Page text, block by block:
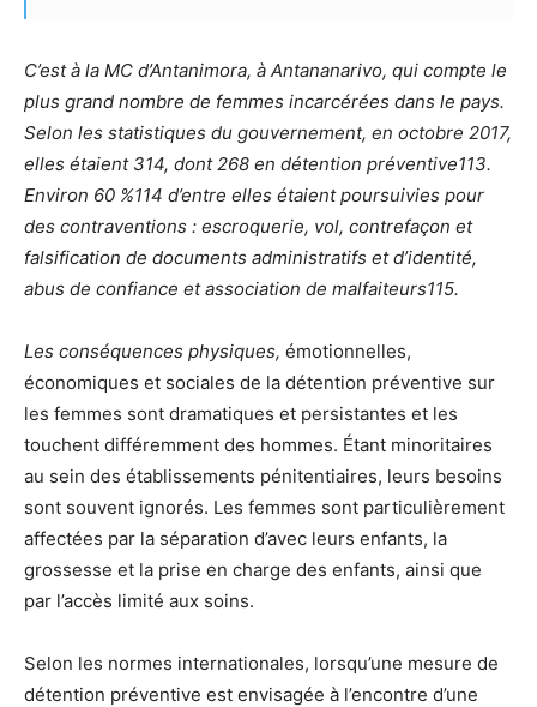
C’est à la MC d’Antanimora, à Antananarivo, qui compte le
plus grand nombre de femmes incarcérées dans le pays.
Selon les statistiques du gouvernement, en octobre 2017,
elles étaient 314, dont 268 en détention préventive113.
Environ 60 %114 d’entre elles étaient poursuivies pour
des contraventions : escroquerie, vol, contrefaçon et
falsification de documents administratifs etd’identité,
abus de confiance et association de malfaiteurs115.
Les conséquences physiques, émotionnelles,
économiques et sociales de la détention préventive sur
les femmes sont dramatiques et persistantes et les
touchent différemment des hommes. Étant minoritaires
au sein des établissements pénitentiaires, leurs besoins
sont souvent ignorés. Les femmes sont particulièrement
affectées par la séparation d’avec leurs enfants, la
grossesse et la prise en charge des enfants, ainsi que
par l’accès limité aux soins.
Selon les normes internationales, lorsqu’une mesure de
détention préventive est envisagée à l’encontre d’une